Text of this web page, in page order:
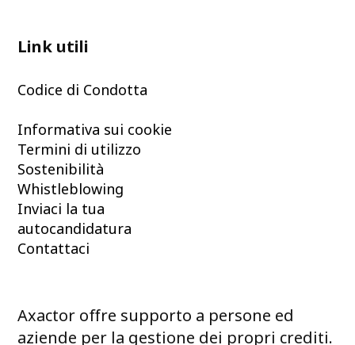
Link utili
Codice di Condotta
Informativa sui cookie
Termini di utilizzo
Sostenibilità
Whistleblowing
Inviaci la tua
autocandidatura
Contattaci
Axactor offre supporto a persone ed
aziende per la gestione dei propri crediti.